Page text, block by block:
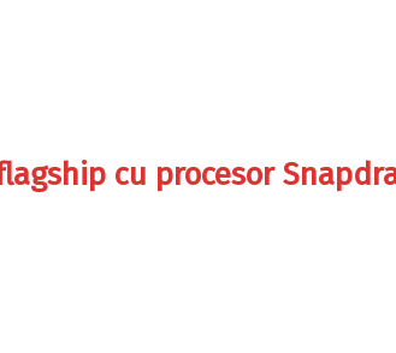
cu procesor